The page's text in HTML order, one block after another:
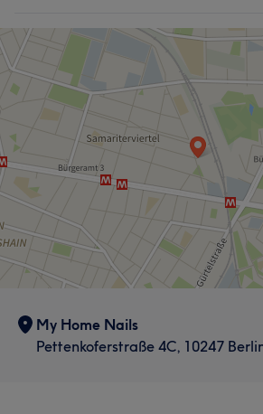
My Home Nails
Pettenkoferstraße 4C, 10247